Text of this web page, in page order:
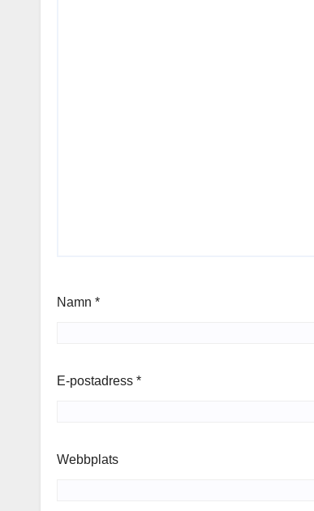
Namn *
E-postadress *
Webbplats